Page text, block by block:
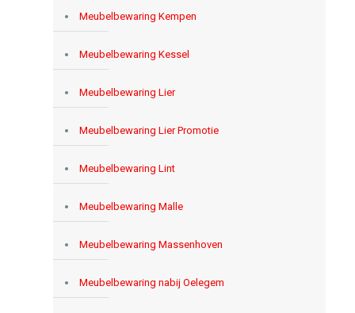
Meubelbewaring Kempen
Meubelbewaring Kessel
Meubelbewaring Lier
Meubelbewaring Lier Promotie
Meubelbewaring Lint
Meubelbewaring Malle
Meubelbewaring Massenhoven
Meubelbewaring nabij Oelegem